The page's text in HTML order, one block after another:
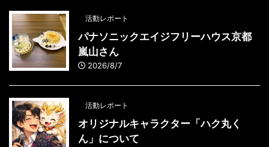
活動レポート
パナソニックエイジフリーハウス京都
嵐山さん
2026/8/7
活動レポート
オリジナルキャラクター「ハク丸く
ん」について